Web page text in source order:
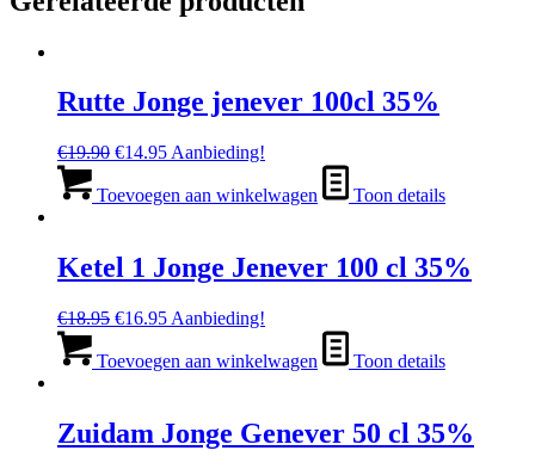
Rutte Jonge jenever 100cl 35%
€19.90 Oorspronkelijke
was:
€14.95Huidige
is:
Aanbieding!
Toevoegen aan winkelwagen Toon details
Ketel 1 Jonge Jenever 100 cl 35%
€18.95 Oorspronkelijke
was:
€16.95Huidige
is:
Aanbieding!
Toevoegen aan winkelwagen Toon details
Zuidam Jonge Genever 50 cl 35%